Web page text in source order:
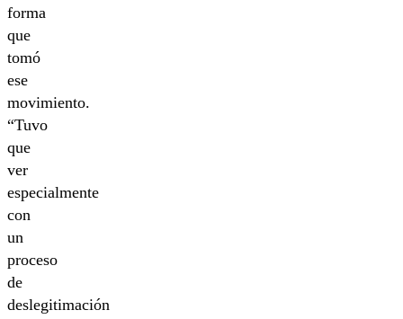
forma
que
tomó
ese
movimiento.
“Tuvo
que
ver
especialmente
con
un
proceso
de
deslegitimación